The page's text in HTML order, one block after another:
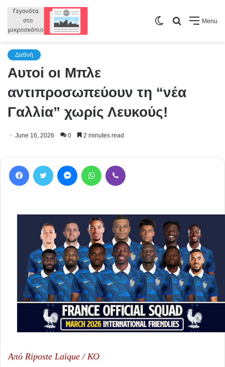
Menu
Search
Switch
Διεθνή
Αυτοί οι Μπλε
αντιπροσωπεύουν τη “νέα
Γαλλία” χωρίς Λευκούς!
June 16, 2026 0 2 minutes read
Από Riposte Laïque / ΚΟ